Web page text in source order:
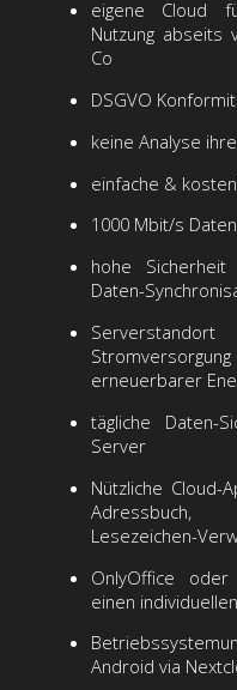
eigene Cloud
Nutzung abseits
Co
DSGVO
keine Analyse
einfache &
1000 Mbit/s
hohe
Daten-
erneuerbarer
tägliche Daten-
Server
Nützliche Cloud-
Adressbuch,
Lesezeichen-
OnlyOffice
einen
Android via